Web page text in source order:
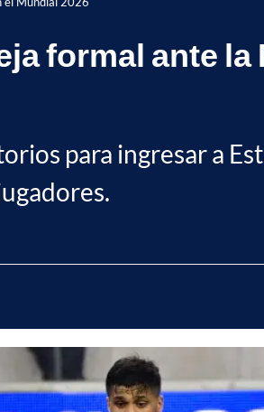
formal ante
para ingresar a